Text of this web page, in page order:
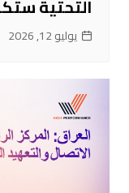
التحتية
يوليو 12, 2026